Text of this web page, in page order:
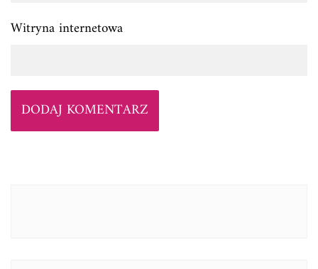
Witryna internetowa